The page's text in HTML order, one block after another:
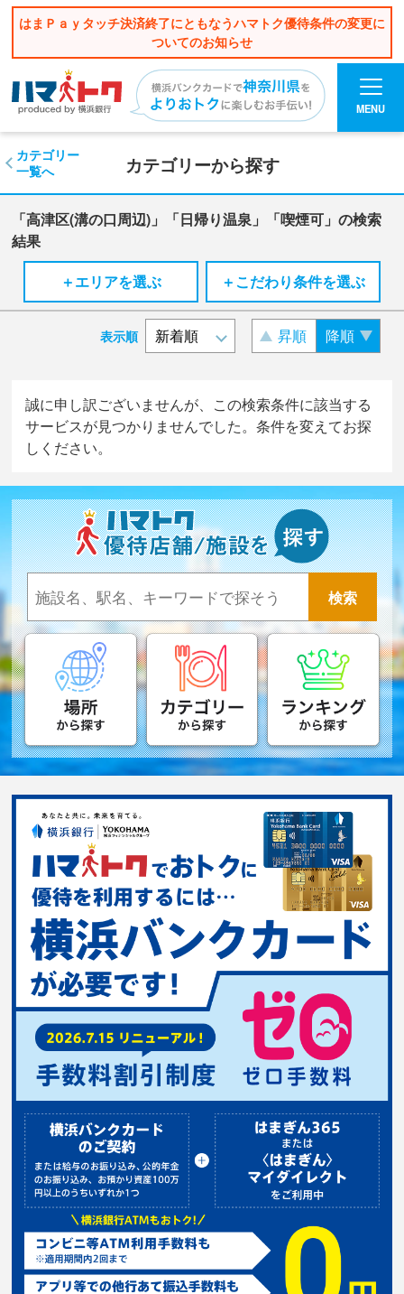
はまＰａｙタッチ決済終了にともなうハマトク優待条件の変更に
ついてのお知らせ
MENU
カテゴリーから探す
カテゴリー
一覧へ
「高津区(溝の口周辺)」「日帰り温泉」「喫煙可」の検索
結果
＋エリアを選ぶ
＋こだわり条件を選ぶ
表示順 昇順 降順
誠に申し訳ございませんが、この検索条件に該当する
サービスが見つかりませんでした。条件を変えてお探
しください。